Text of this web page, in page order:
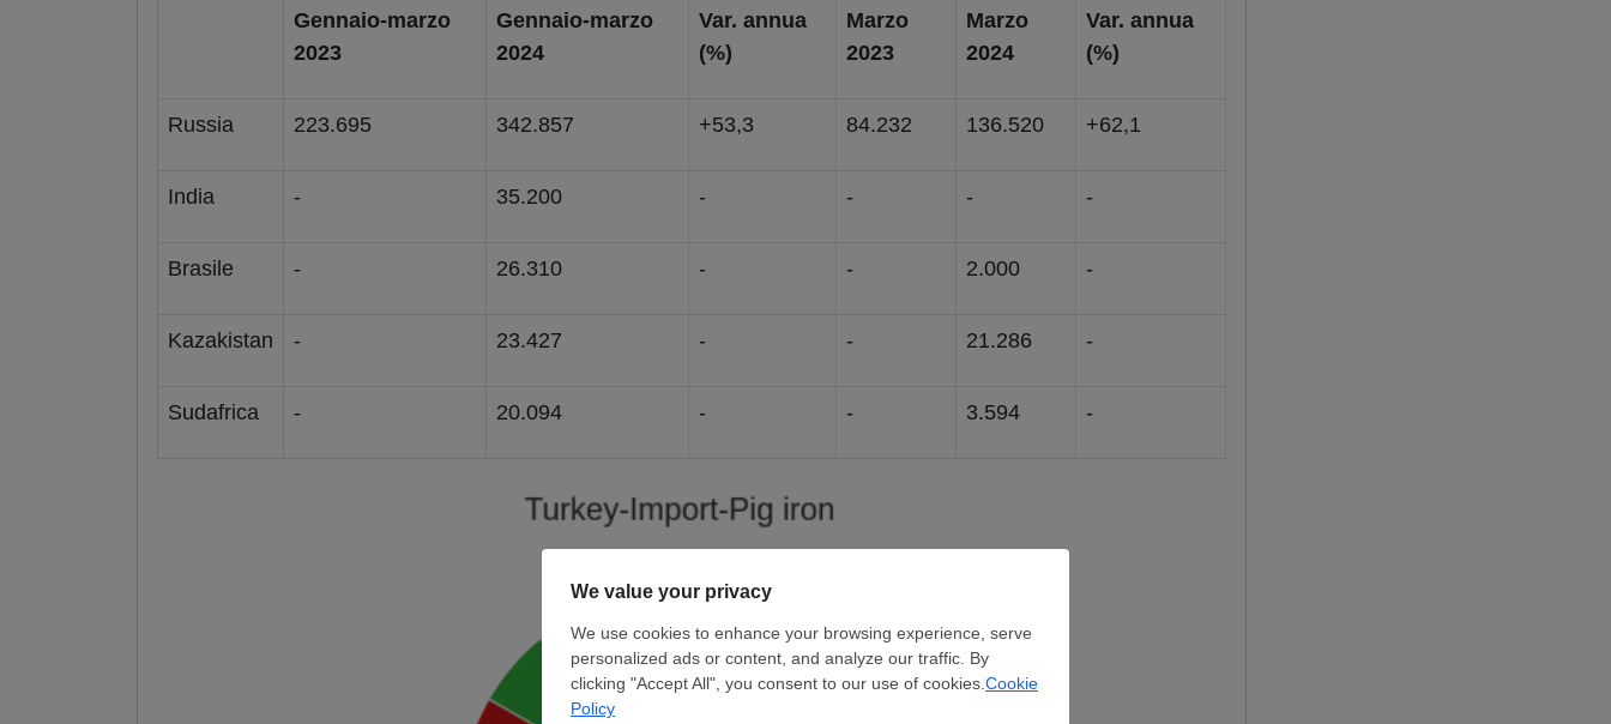
Gennaio-marzo
2023
Gennaio-marzo
2024
Var. annua
(%)
Marzo
2023
Marzo
2024
Var. annua
(%)
Russia 223.695 342.857 +53,3 84.232 136.520 +62,1
India - 35.200 - - - -
Brasile - 26.310 - - 2.000 -
Kazakistan - 23.427 - - 21.286 -
Sudafrica - 20.094 - - 3.594 -